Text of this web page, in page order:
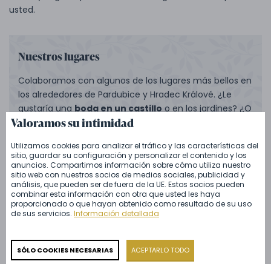
usted.
Nuestros lugares
Colaboramos con algunos de los lugares más bellos en
los alrededores de Pardubice y Hradec Králové. ¿Le
gustaría una boda en un castillo o en los jardines? ¿O
tal vez unacelebración familiar
los castillos de Karlova Koruna y Kačina, o la House of
Loevenstein recientemente renovada con el encanto
de la Primera República, estaremos encantados de
ofrecerle salas de conferencias y varioslugares para
bodas al aire libre.
ZOBRAZIT VÍCE
Valoramos su intimidad
Utilizamos cookies para analizar el tráfico y las características del
sitio, guardar su configuración y personalizar el contenido y los
anuncios. Compartimos información sobre cómo utiliza nuestro
sitio web con nuestros socios de medios sociales, publicidad y
análisis, que pueden ser de fuera de la UE. Estos socios pueden
combinar esta información con otra que usted les haya
proporcionado o que hayan obtenido como resultado de su uso
de sus servicios.Información detallada
SÓLO COOKIES NECESARIAS ACEPTARLO TODO